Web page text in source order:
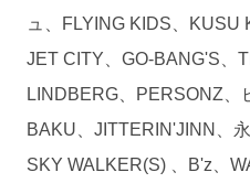
ュ、FLYING KIDS、
JET CITY、GO-BANG'S、
LINDBERG、PERSONZ、
BAKU、JITTERIN'JINN、
SKY WALKER(S) 、B'z、